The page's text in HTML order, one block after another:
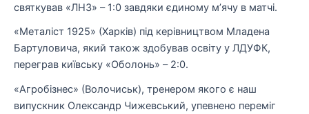
святкував «ЛНЗ» – 1:0 завдяки єдиному м’ячу в матчі.
«Металіст 1925» (Харків) під керівництвом Младена
Бартуловича, який також здобував освіту у ЛДУФК,
переграв київську «Оболонь» – 2:0.
«Агробізнес» (Волочиськ), тренером якого є наш
випускник Олександр Чижевський, упевнено переміг